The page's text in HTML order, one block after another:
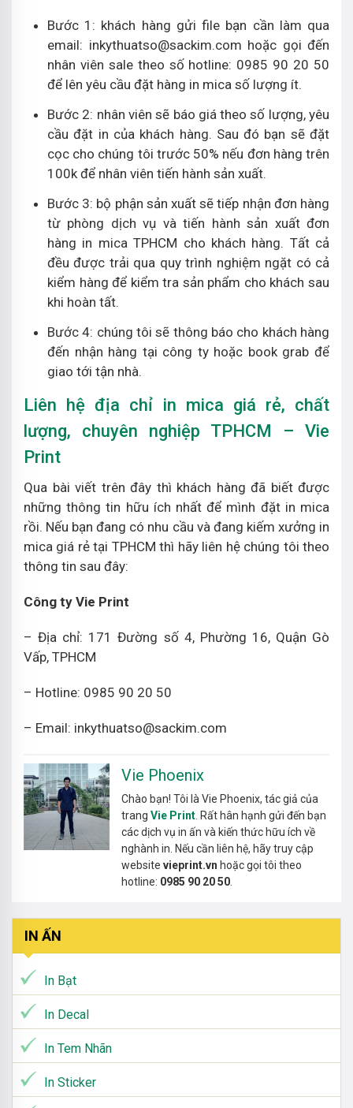
Bước 1: khách hàng gửi file bạn cần làm qua
email: inkythuatso@sackim.com hoặc gọi đến
nhân viên sale theo số hotline: 0985 90 20 50
để lên yêu cầu đặt hàng in mica số lượng ít.
Bước 2: nhân viên sẽ báo giá theo số lượng, yêu
cầu đặt in của khách hàng. Sau đó bạn sẽ đặt
cọc cho chúng tôi trước 50% nếu đơn hàng trên
100k để nhân viên tiến hành sản xuất.
Bước 3: bộ phận sản xuất sẽ tiếp nhận đơn hàng
từ phòng dịch vụ và tiến hành sản xuất đơn
hàng in mica TPHCM cho khách hàng. Tất cả
đều được trải qua quy trình nghiệm ngặt có cả
kiểm hàng để kiểm tra sản phẩm cho khách sau
khi hoàn tất.
Bước 4: chúng tôi sẽ thông báo cho khách hàng
đến nhận hàng tại công ty hoặc book grab để
giao tới tận nhà.
Liên hệ địa chỉ in mica giá rẻ, chất
lượng, chuyên nghiệp TPHCM – Vie
Print
Qua bài viết trên đây thì khách hàng đã biết được
những thông tin hữu ích nhất để mình đặt in mica
rồi. Nếu bạn đang có nhu cầu và đang kiếm xưởng in
mica giá rẻ tại TPHCM thì hãy liên hệ chúng tôi theo
thông tin sau đây:
Công ty Vie Print
– Địa chỉ: 171 Đường số 4, Phường 16, Quận Gò
Vấp, TPHCM
– Hotline: 0985 90 20 50
– Email: inkythuatso@sackim.com
Vie Phoenix
Chào bạn! Tôi là Vie Phoenix, tác giả của
trangVie Print. Rất hân hạnh gửi đến bạn
các dịch vụ in ấn và kiến thức hữu ích về
nghành in. Nếu cần liên hệ, hãy truy cập
websitevieprint.vn hoặc gọi tôi theo
hotline: 0985 90 20 50.
IN ẤN
In Bạt
In Decal
In Tem Nhãn
In Sticker